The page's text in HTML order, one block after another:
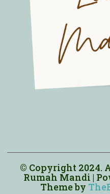
© Copyright 2024.
Rumah Mandi |
Theme by